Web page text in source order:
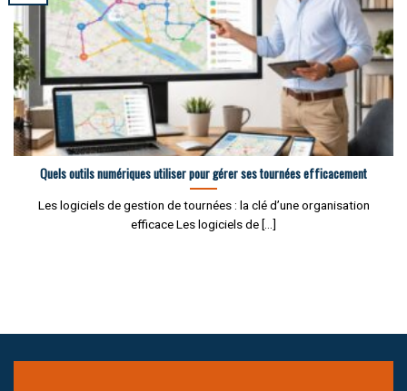
Quels outils numériques utiliser pour gérer ses tournées efficacement
Les logiciels de gestion de tournées : la clé d’une organisation
efficace Les logiciels de [...]